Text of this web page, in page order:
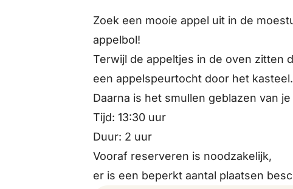
Zoek een mooie appel uit in de
appelbol!
Terwijl de appeltjes in de oven zitten
een appelspeurtocht door het kasteel.
Daarna is het smullen geblazen van
Tijd: 13:30 uur
Duur: 2 uur
Vooraf reserveren is noodzakelijk,
er is een beperkt aantal plaatsen